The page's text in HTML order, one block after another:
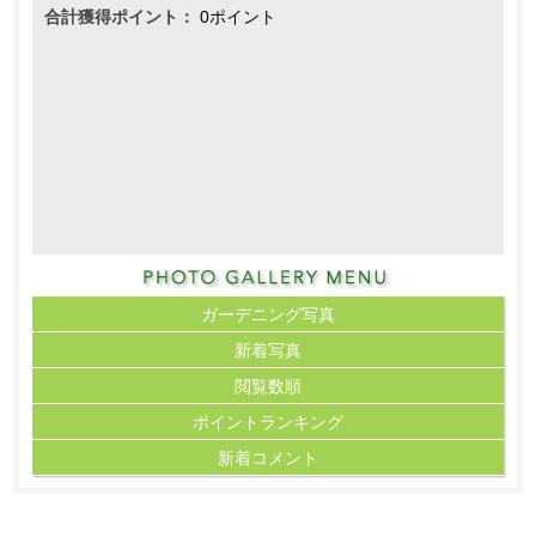
合計獲得ポイント： 0ポイント
ガーデニング写真
新着写真
閲覧数順
ポイント ランキング
新着コメント